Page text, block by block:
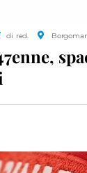
di red.